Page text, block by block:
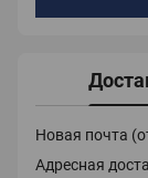
Новая почта
Адресная